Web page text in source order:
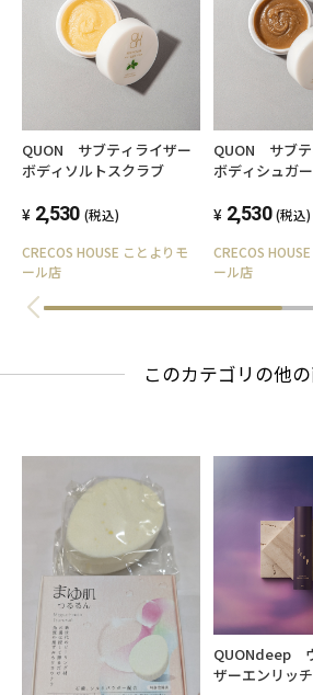
QUON サブティライザー
ボディソルトスクラブ
2,530 (税込)
CRECOS HOUSE ことよりモ
ール店
QUON サブテ
ボディシュガ
2,530 (税込)
CRECOS
ール店
このカテゴリの他
QUONdeep
ザーエンリッ